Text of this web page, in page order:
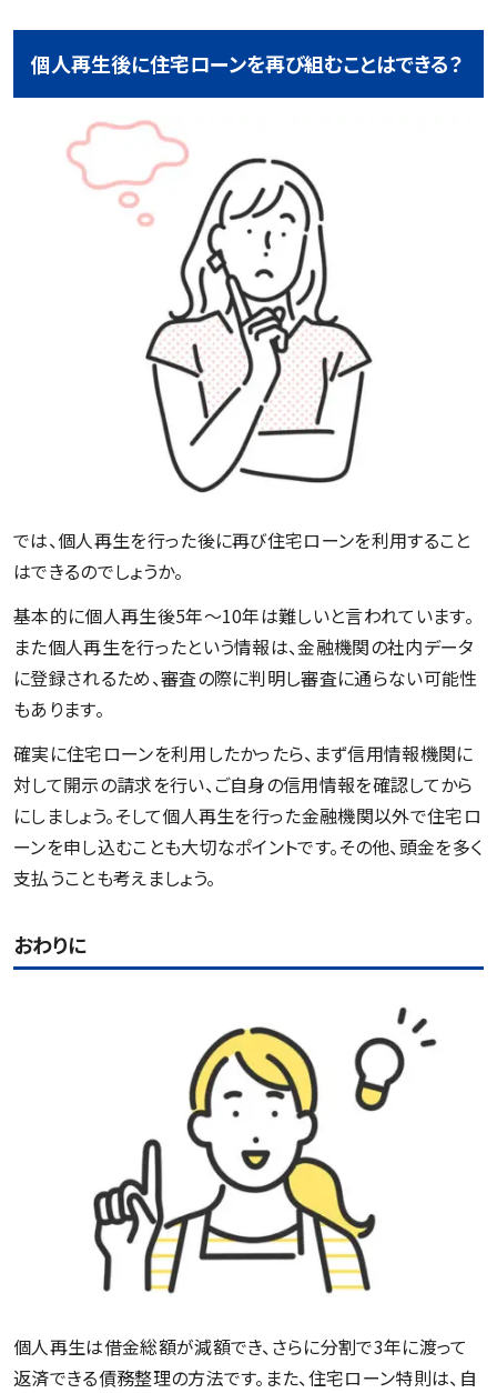
個人再生後に住宅ローンを再び組むことはできる？
では、個人再生を行った後に再び住宅ローンを利用すること
はできるのでしょうか。
基本的に個人再生後5年〜10年は難しいと言われています。
また個人再生を行ったという情報は、金融機関の社内データ
に登録されるため、審査の際に判明し審査に通らない可能性
もあります。
確実に住宅ローンを利用したかったら、まず信用情報機関に
対して開示の請求を行い、ご自身の信用情報を確認してから
にしましょう。そして個人再生を行った金融機関以外で住宅ロ
ーンを申し込むことも大切なポイントです。その他、頭金を多く
支払うことも考えましょう。
おわりに
個人再生は借金総額が減額でき、さらに分割で3年に渡って
返済できる債務整理の方法です。また、住宅ローン特則は、自